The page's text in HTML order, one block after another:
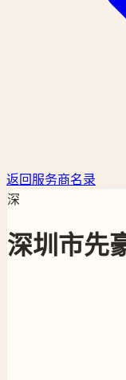
返回服务商名录
深
深圳市先